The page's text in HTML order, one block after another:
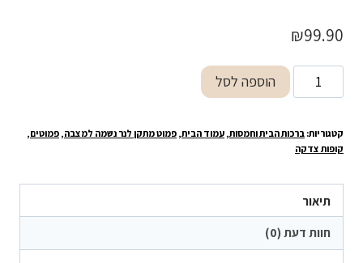
₪99.90
כמות
של
לנר
הוספה לסל
קטגוריות: ברכות הבית וחמסות, עמוד הבית, פמוט מתקן לנר נשמה למצבה, פמוטים,
קופות צדקה
תיאור
חוות דעת (0)